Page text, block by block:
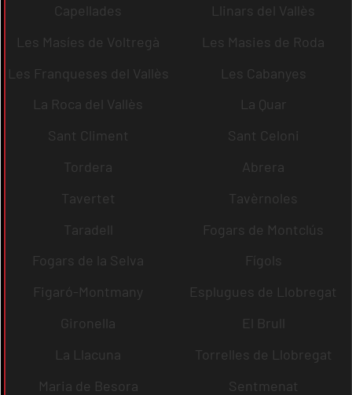
Capellades
Llinars del Vallès
Les Masíes de Voltregà
Les Masies de Roda
Les Franqueses del Vallès
Les Cabanyes
La Roca del Vallès
La Quar
Sant Climent
Sant Celoni
Tordera
Abrera
Tavertet
Tavèrnoles
Taradell
Fogars de Montclús
Fogars de la Selva
Fígols
Figaró-Montmany
Esplugues de Llobregat
Gironella
El Brull
La Llacuna
Torrelles de Llobregat
Maria de Besora
Sentmenat